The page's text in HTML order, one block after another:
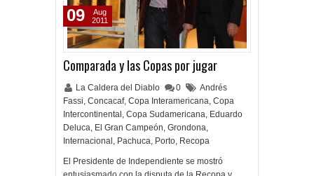
Comparada y las Copas por jugar
La Caldera del Diablo 0
Andrés
Fassi, Concacaf, Copa Interamericana, Copa
Intercontinental , Copa Sudamericana, Eduardo
Deluca, El Gran Campeón, Grondona,
Internacional , Pachuca, Porto, Recopa
El Presidente de Independiente se mostró
09
Aug
2011